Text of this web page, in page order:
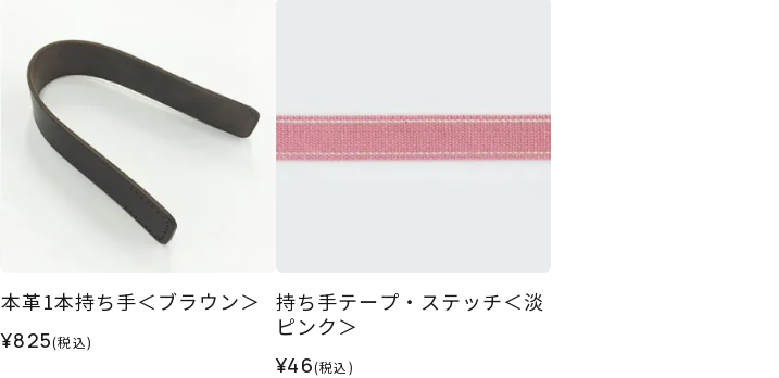
本革1本持ち手＜ブラウン＞
¥825(税込)
持ち手テープ・ステッチ＜淡
ピンク＞
¥46(税込)